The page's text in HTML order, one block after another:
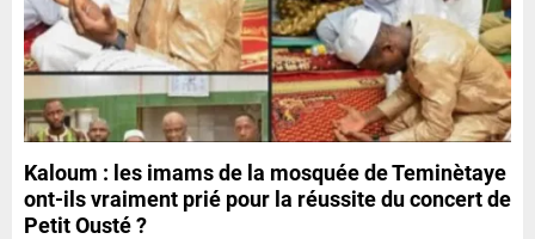
Kaloum : les imams de la mosquée de Teminètaye
ont-ils vraiment prié pour la réussite du concert de
Petit Ousté ?